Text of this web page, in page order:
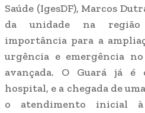
Saúde (IgesDF), Marcos
da unidade na
importância para a
urgência e emergência
avançada. O Guará já é
hospital, e a chegada de
o atendimento inicial à